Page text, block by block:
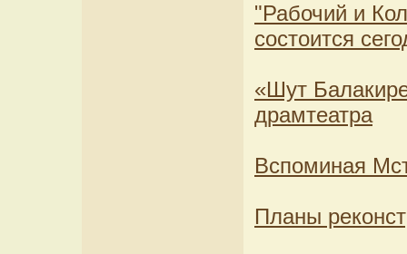
"Рабочий и
состоится
«Шут
драмтеатра
Вспоминая
Планы